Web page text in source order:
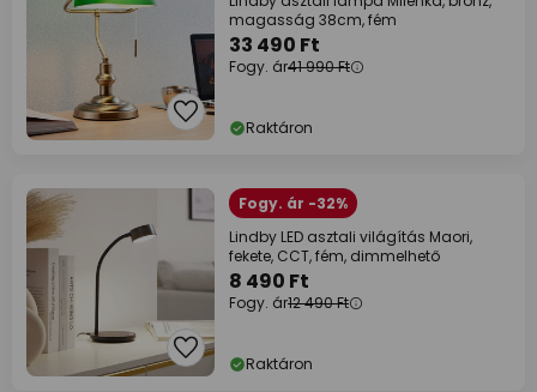
magasság 38cm, fém
33 490 Ft
Fogy. ár41 990 Ft
Raktáron
Fogy. ár -32%
Lindby LED asztali világítás Maori,
fekete, CCT, fém, dimmelhető
8 490 Ft
Fogy. ár12 490 Ft
Raktáron